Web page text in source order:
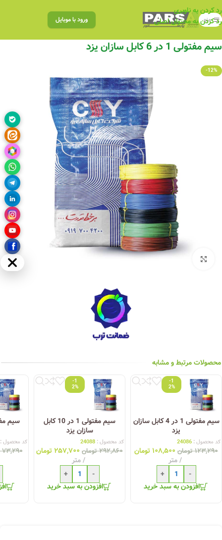
رد کردن به ناوبری
رد کردن به محتوای اصلی
منو ورود با موبایل
سیم مفتولی 1 در 6 کابل سازان یزد
-12%
بزرگنمایی تصویر
محصولات مرتبط و مشابه
-1
2%
سیم مفتولی 1 در 4 کابل سازان
یزد
کد محصول : 24086
۱۲۳,۲۹۰ تومان ۱۰۸,۵۰۰ تومان
متر
-
+
افزودن به سبد خرید
-1
2%
سیم مفتولی 1 در 10 کابل
سازان یزد
کد محصول : 24088
۲۹۲,۸۶۰ تومان ۲۵۷,۷۰۰ تومان
متر
-
+
افزودن به سبد خرید
کد محصول
۷۳,۲۹۰